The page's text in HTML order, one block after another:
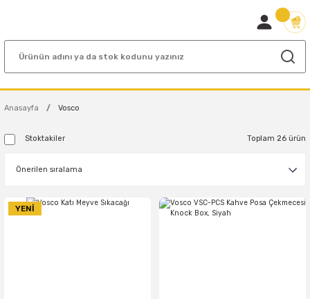
Anasayfa Vosco
Stoktakiler Toplam 26 ürün
YENİ